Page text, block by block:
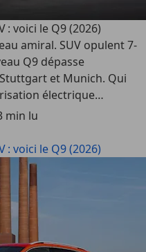
: voici le Q9 (2026)
amiral. SUV opulent 7-
Q9 dépasse
et Munich. Qui
électrique…
min lu
: voici le Q9 (2026)